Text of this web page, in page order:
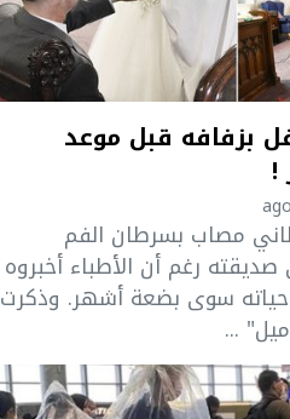
بزفافه قبل موعد
!
مصاب بسرطان الفم
رغم أن الأطباء أخبروه
سوى بضعة أشهر. وذكرت
...